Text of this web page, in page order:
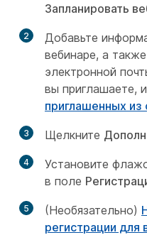
Запланировать
2
Добавьте
вебинаре, а
электронной
вы приглашаете,
приглашенных из
3 Щелкните
4 Установите
в поле
5 (Необязательно)
регистрации для